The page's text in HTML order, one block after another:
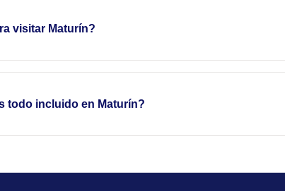
visitar Maturín?
todo incluido en Maturín?